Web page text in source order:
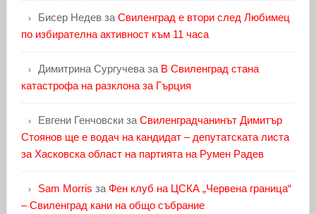
Бисер Недевза Свиленград е втори след Любимец
по избирателна активност към 11 часа
Димитрина Сургучеваза В Свиленград стана
катастрофа на разклона за Гърция
Евгени Генчовскиза Свиленградчанинът Димитър
Стоянов ще е водач на кандидат – депутатската листа
за Хасковска област на партията на Румен Радев
Sam Morris за Фен клуб на ЦСКА „Червена граница“
– Свиленград кани на общо събрание